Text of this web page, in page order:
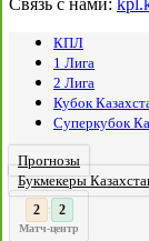
Связь с нами:
КПЛ
1 Лига
2 Лига
Кубок
Суперкубок
Прогнозы
Букмекеры
3 : 2
Матч-центр